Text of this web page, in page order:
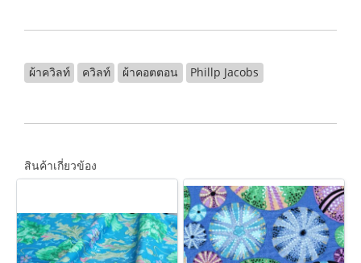
ผ้าควิลท์ ควิลท์ ผ้าคอตตอน Phillp Jacobs
สินค้าเกี่ยวข้อง